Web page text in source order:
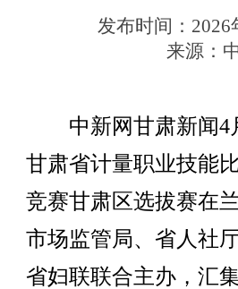
发布时间： 2026
来源：
中新网甘肃新闻4
甘肃省计量职业技能
竞赛甘肃区选拔赛在
市场监管局、省人社
省妇联联合主办，汇